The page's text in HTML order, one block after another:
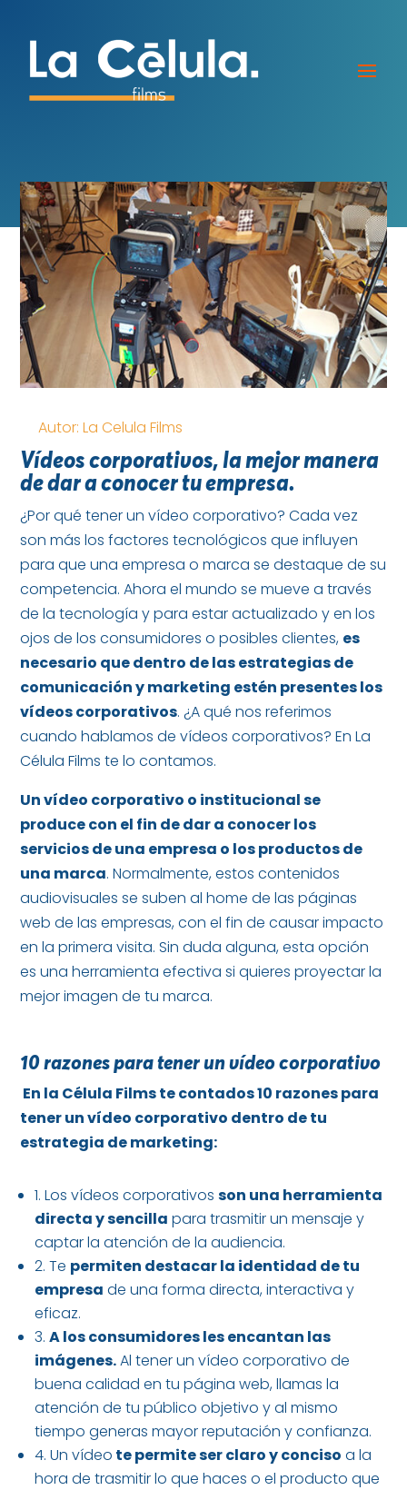
Autor: La Celula Films
Vídeos corporativos, la mejor manera
de dar a conocer tu empresa.
¿Por qué tener un vídeo corporativo? Cada vez
son más los factores tecnológicos que influyen
para que una empresa o marca se destaque de su
competencia. Ahora el mundo se mueve a través
de la tecnología y para estar actualizado y en los
ojos de los consumidores o posibles clientes, es
necesario que dentro de las estrategias de
comunicación y marketing estén presentes los
vídeos corporativos. ¿A qué nos referimos
cuando hablamos de vídeos corporativos? En La
Célula Films te lo contamos.
Un vídeo corporativo o institucional se
produce con el fin de dar a conocer los
servicios de una empresa o los productos de
una marca. Normalmente, estos contenidos
audiovisuales se suben al home de las páginas
web de las empresas, con el fin de causar impacto
en la primera visita. Sin duda alguna, esta opción
es una herramienta efectiva si quieres proyectar la
mejor imagen de tu marca.
10 razones para tener un vídeo corporativo
En la Célula Films te contados 10 razones para
tener un vídeo corporativo dentro de tu
estrategia de marketing:
1. Los vídeos corporativosson una herramienta
directa y sencilla para trasmitir un mensaje y
captar la atención de la audiencia.
2. Te permiten destacar la identidad de tu
empresa de una forma directa, interactiva y
eficaz.
3.A los consumidores les encantan las
imágenes.Al tener un vídeo corporativo de
buena calidad en tu página web, llamas la
atención de tu público objetivo y al mismo
tiempo generas mayor reputación y confianza.
4. Un vídeo te permite ser claro y conciso a la
hora de trasmitir lo que haces o el producto que